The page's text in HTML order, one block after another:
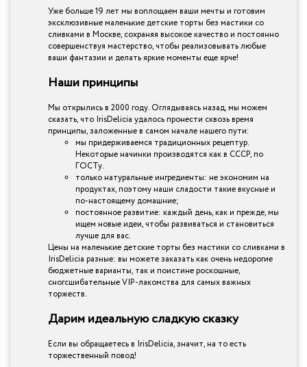
Уже больше 19 лет мы воплощаем ваши мечты и готовим
эксклюзивные маленькие детские торты без мастики со
сливками в Москве, сохраняя высокое качество и постоянно
совершенствуя мастерство, чтобы реализовывать любые
ваши фантазии и делать яркие моменты еще ярче!
Наши принципы
Мы открылись в 2000 году. Оглядываясь назад, мы можем
сказать, что IrisDelicia удалось пронести сквозь время
принципы, заложенные в самом начале нашего пути:
мы придерживаемся традиционных рецептур.
Некоторые начинки производятся как в СССР, по
ГОСТу.
только натуральные ингредиенты: не экономим на
продуктах, поэтому наши сладости такие вкусные и
по-настоящему домашние;
постоянное развитие: каждый день, как и прежде, мы
ищем новые идеи, чтобы развиваться и становиться
лучше для вас.
Цены на маленькие детские торты без мастики со сливками в
IrisDelicia разные: вы можете заказать как очень недорогие
бюджетные варианты, так и поистине роскошные,
сногсшибательные VIP-лакомства для самых важных
торжеств.
Дарим идеальную сладкую сказку
Если вы обращаетесь в IrisDelicia, значит, на то есть
торжественный повод!